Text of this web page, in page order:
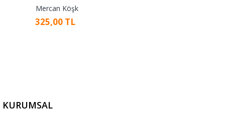
Mercan Köşk
325,00 TL
KURUMSAL